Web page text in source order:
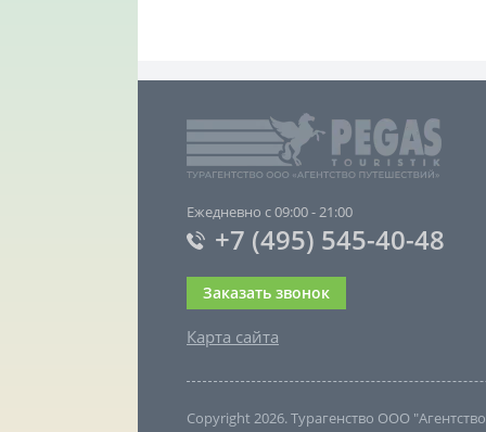
Ежедневно с 09:00 - 21:00
+7 (495) 545-40-48
Заказать звонок
Карта сайта
Copyright 2026. Турагенство ООО